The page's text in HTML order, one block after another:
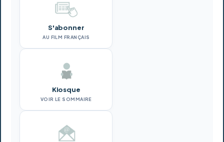
S'abonner
AU FILM FRANÇAIS
Kiosque
VOIR LE SOMMAIRE